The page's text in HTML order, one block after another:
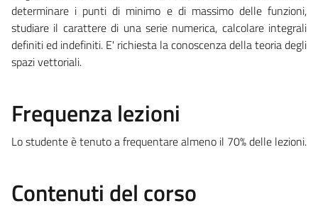
determinare i punti di minimo e di massimo delle funzioni,
studiare il carattere di una serie numerica, calcolare integrali
definiti ed indefiniti. E' richiesta la conoscenza della teoria degli
spazi vettoriali.
Frequenza lezioni
Lo studente è tenuto a frequentare almeno il 70% delle lezioni.
Contenuti del corso